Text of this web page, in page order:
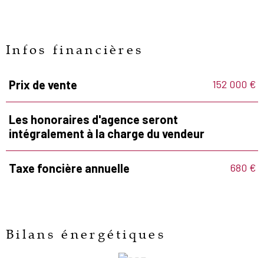
Infos financières
Caractéristiques
Prix de vente 152 000 €
Les honoraires d'agence seront
intégralement à la charge du vendeur
Taxe foncière annuelle 680 €
Bilans énergétiques